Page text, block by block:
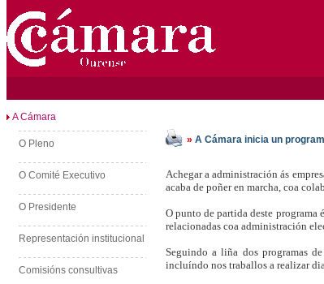
A Cámara
O Pleno
O Comité Executivo
O Presidente
Representación institucional
Comisións consultivas
» A Cámara inicia un
Achegar a administración ás
acaba de poñer en marcha, coa
O punto de partida deste programa
relacionadas coa administración
Seguindo a liña dos programas
incluíndo nos traballos a realizar